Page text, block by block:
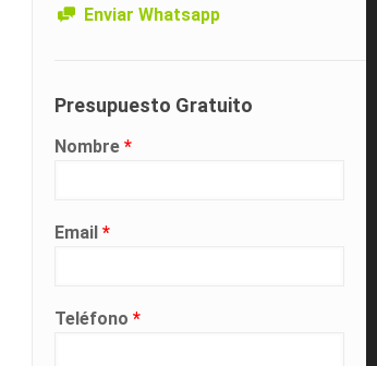
Enviar Whatsapp
Presupuesto Gratuito
Nombre*
Email*
Teléfono*